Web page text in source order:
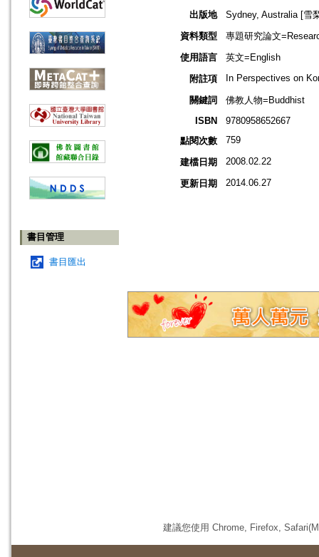
書目管理
書目匯出
出版地
Sydney, Australia [雪
資料類型
專題研究論文
使用語言
英文=English
附註項
In Perspectives on
關鍵詞
佛教人物=Buddhist
ISBN
9780958652667
點閱次數
759
建檔日期 2008.02.22
更新日期 2014.06.27
建議您使用 Chrome, Firefox,